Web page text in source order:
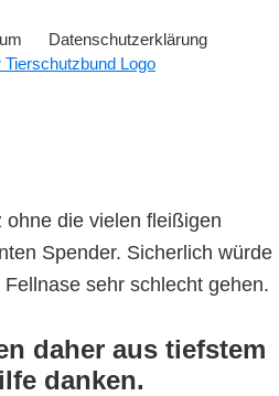
Datenschutzerklärung
ohne die vielen fleißigen
Spender. Sicherlich würde
sehr schlecht gehen.
daher aus tiefstem
danken.